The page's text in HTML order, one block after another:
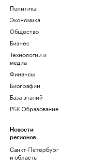
Политика
Экономика
Общество
Бизнес
Технологии и
медиа
Финансы
Биографии
База знаний
РБК Образование
Новости
регионов
Санкт-Петербург
и область